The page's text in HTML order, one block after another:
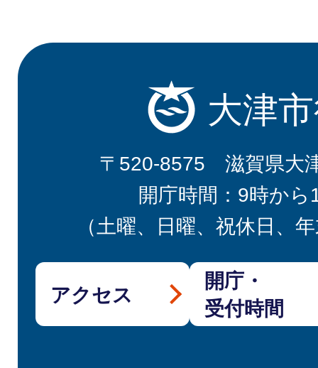
大津
〒520-8575 滋賀県大
開庁時間：9時から
（土曜、日曜、祝休日、
アクセス
開庁・
受付時間